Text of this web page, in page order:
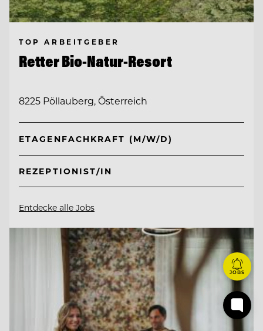
TOP ARBEITGEBER
Retter Bio-Natur-Resort
8225 Pöllauberg, Österreich
ETAGENFACHKRAFT (M/W/D)
REZEPTIONIST/IN
Entdecke alle Jobs
JOBS